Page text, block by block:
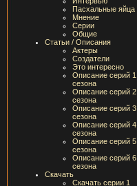
Пасхальные яйца
Мнение
Серии
Общие
Статьи / Описания
Актеры
Создатели
Это интересно
Описание серий 1
сезона
Описание серий 2
сезона
Описание серий 3
сезона
Описание серий 4
сезона
Описание серий 5
сезона
Описание серий 6
сезона
Скачать
Скачать серии 1